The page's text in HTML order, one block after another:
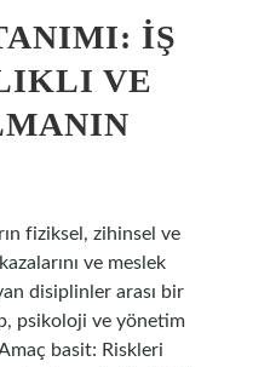
İŞ
VE
fiziksel, zihinsel ve
ve meslek
disiplinler arası bir
psikoloji ve yönetim
basit: Riskleri